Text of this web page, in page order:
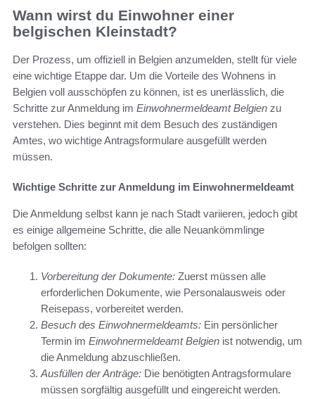
Wann wirst du Einwohner einer
belgischen Kleinstadt?
Der Prozess, um offiziell in Belgien anzumelden, stellt für viele
eine wichtige Etappe dar. Um die Vorteile des Wohnens in
Belgien voll ausschöpfen zu können, ist es unerlässlich, die
Schritte zur Anmeldung im Einwohnermeldeamt Belgien zu
verstehen. Dies beginnt mit dem Besuch des zuständigen
Amtes, wo wichtige Antragsformulare ausgefüllt werden
müssen.
Wichtige Schritte zur Anmeldung im Einwohnermeldeamt
Die Anmeldung selbst kann je nach Stadt variieren, jedoch gibt
es einige allgemeine Schritte, die alle Neuankömmlinge
befolgen sollten:
Vorbereitung der Dokumente: Zuerst müssen alle
erforderlichen Dokumente, wie Personalausweis oder
Reisepass, vorbereitet werden.
Besuch des Einwohnermeldeamts: Ein persönlicher
Termin im Einwohnermeldeamt Belgien ist notwendig, um
die Anmeldung abzuschließen.
Ausfüllen der Anträge: Die benötigten Antragsformulare
müssen sorgfältig ausgefüllt und eingereicht werden.